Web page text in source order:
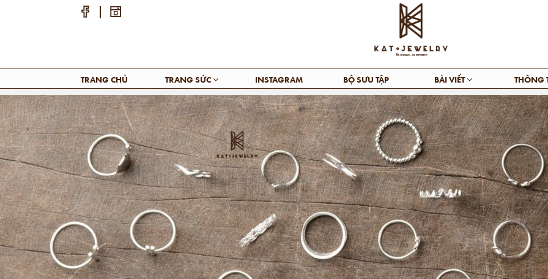
TRANG CHỦ TRANG SỨC INSTAGRAM BỘ SƯU TẬP BÀI VIẾT THÔNG